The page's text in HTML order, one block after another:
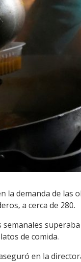
la demanda de las
a cerca de 280.
superaba
de comida.
en la